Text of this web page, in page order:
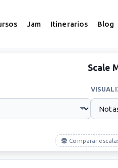
Jam Itinerarios Blog
Scale
Comparar